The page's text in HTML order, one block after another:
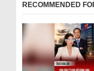
RECOMMENDED